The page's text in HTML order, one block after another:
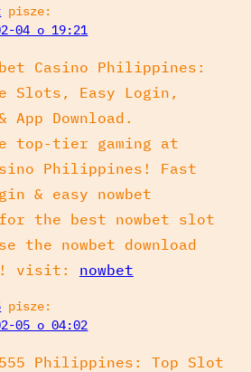
pisze:
04 o 19:21
Casino Philippines:
Slots, Easy Login,
App Download.
top-tier gaming at
Philippines! Fast
& easy nowbet
the best nowbet slot
the nowbet download
visit: nowbet
pisze:
05 o 04:02
Philippines: Top Slot